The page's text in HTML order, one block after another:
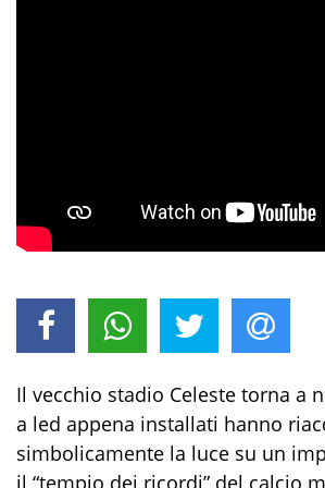
Il vecchio stadio Celeste torna a
a led appena installati hanno
simbolicamente la luce su un
il “tempio dei ricordi” del calcio